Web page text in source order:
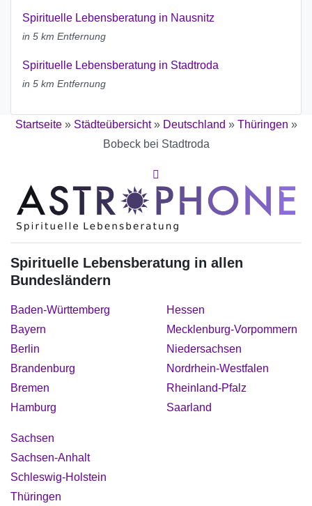
Spirituelle Lebensberatung in Nausnitz
in 5 km Entfernung
Spirituelle Lebensberatung in Stadtroda
in 5 km Entfernung
Startseite» Städteübersicht» Deutschland » Thüringen »
Bobeck bei Stadtroda
Spirituelle Lebensberatung in allen
Bundesländern
Baden-Württemberg
Bayern
Berlin
Brandenburg
Bremen
Hamburg
Hessen
Mecklenburg-Vorpommern
Niedersachsen
Nordrhein-Westfalen
Rheinland-Pfalz
Saarland
Sachsen
Sachsen-Anhalt
Schleswig-Holstein
Thüringen